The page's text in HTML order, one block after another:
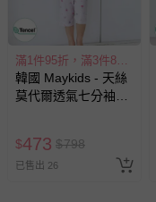
滿1件95折，滿3件85折
韓國 Maykids - 天絲
莫代爾透氣七分袖家
$473 $798
已售出 26